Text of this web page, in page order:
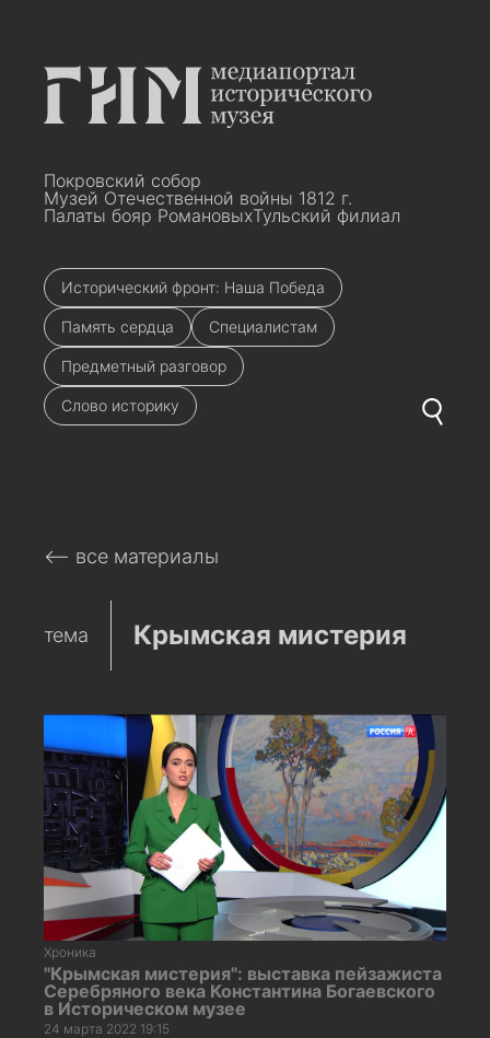
Покровский собор
Музей Отечественной войны 1812 г.
Палаты бояр РомановыхТульский филиал
Исторический фронт: Наша Победа
Память сердца Специалистам
Предметный разговор
Слово историку
⟵ все материалы
тема Крымская мистерия
Хроника
"Крымская мистерия": выставка пейзажиста
Серебряного века Константина Богаевского
в Историческом музее
24 марта 2022 19:15